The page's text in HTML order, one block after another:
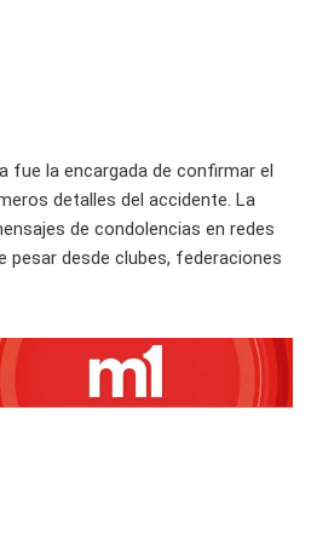
fue la encargada de confirmar el
detalles del accidente. La
de condolencias en redes
pesar desde clubes, federaciones